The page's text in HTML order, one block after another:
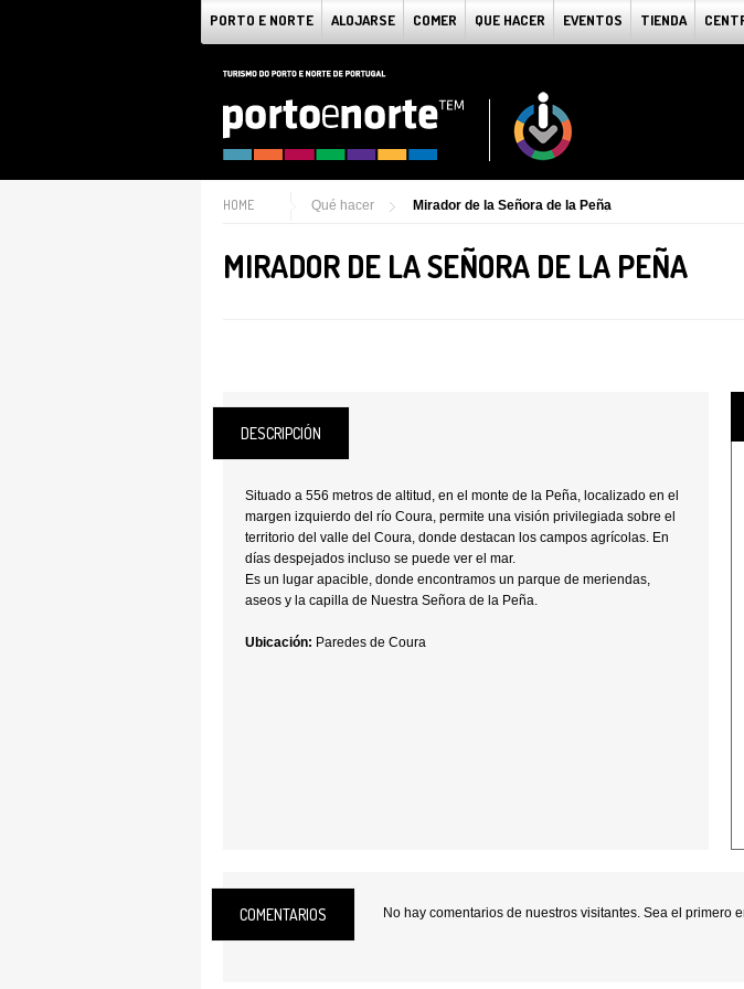
PORTO E NORTE ALOJARSE COMER QUE HACER EVENTOS TIENDA
HOME Qué hacer Mirador de la Señora de la Peña
MIRADOR DE LA SEÑORA DE LA PEÑA
DESCRIPCIÓN
Situado a 556 metros de altitud, en el monte de la Peña, localizado en el
margen izquierdo del río Coura, permite una visión privilegiada sobre el
territorio del valle del Coura, donde destacan los campos agrícolas. En
días despejados incluso se puede ver el mar.
Es un lugar apacible, donde encontramos un parque de meriendas,
aseos y la capilla de Nuestra Señora de la Peña.
Ubicación: Paredes de Coura
COMENTARIOS No hay comentarios de nuestros visitantes. Sea el primero